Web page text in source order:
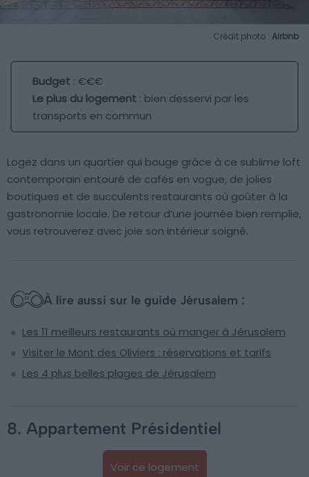
Crédit photo : Airbnb
Budget : €€€
Le plus du logement : bien desservi par les
transports en commun
Logez dans un quartier qui bouge grâce à ce sublime loft
contemporain entouré de cafés en vogue, de jolies
boutiques et de succulents restaurants où goûter à la
gastronomie locale. De retour d’une journée bien remplie,
vous retrouverez avec joie son intérieur soigné.
À lire aussi sur le guide Jérusalem :
Les 11 meilleurs restaurants où manger à Jérusalem
Visiter le Mont des Oliviers : réservations et tarifs
Les 4 plus belles plages de Jérusalem
8. Appartement Présidentiel
Voir ce logement